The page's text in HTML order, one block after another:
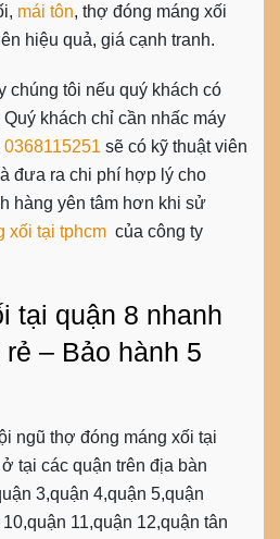
mái tôn, thợ đóng máng xối
hiệu quả, giá cạnh tranh.
chúng tôi nếu quý khách có
khách chỉ cần nhấc máy
0368115251 sẽ có kỹ thuật viên
đưa ra chi phí hợp lý cho
hàng yên tâm hơn khi sử
xối tại tphcm của công ty
tại quận 8 nhanh
– Bảo hành 5
ngũ thợ đóng máng xối tại
tại các quận trên địa bàn
3,quận 4,quận 5,quận
11,quận 12,quận tân